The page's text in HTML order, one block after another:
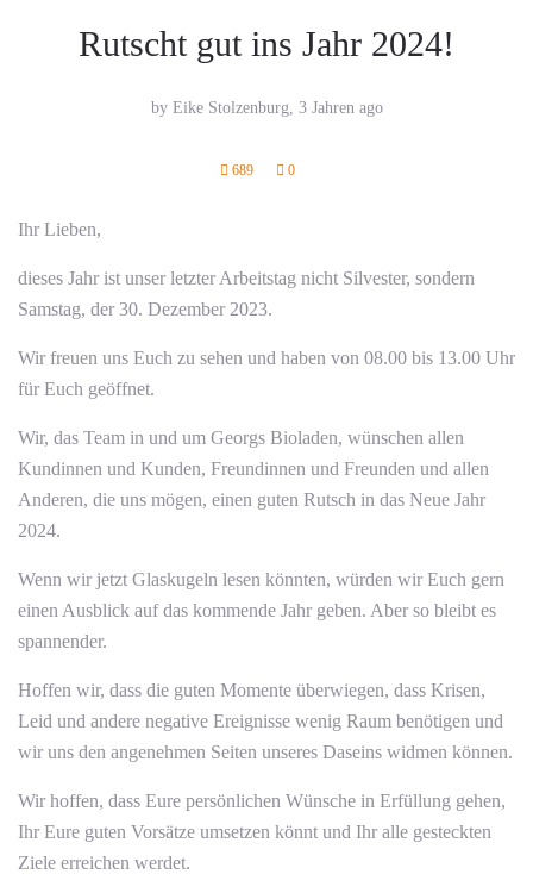
Rutscht gut ins Jahr 2024!
by Eike Stolzenburg, 3 Jahren ago
689 0
Ihr Lieben,
dieses Jahr ist unser letzter Arbeitstag nicht Silvester, sondern
Samstag, der 30. Dezember 2023.
Wir freuen uns Euch zu sehen und haben von 08.00 bis 13.00 Uhr
für Euch geöffnet.
Wir, das Team in und um Georgs Bioladen, wünschen allen
Kundinnen und Kunden, Freundinnen und Freunden und allen
Anderen, die uns mögen, einen guten Rutsch in das Neue Jahr
2024.
Wenn wir jetzt Glaskugeln lesen könnten, würden wir Euch gern
einen Ausblick auf das kommende Jahr geben. Aber so bleibt es
spannender.
Hoffen wir, dass die guten Momente überwiegen, dass Krisen,
Leid und andere negative Ereignisse wenig Raum benötigen und
wir uns den angenehmen Seiten unseres Daseins widmen können.
Wir hoffen, dass Eure persönlichen Wünsche in Erfüllung gehen,
Ihr Eure guten Vorsätze umsetzen könnt und Ihr alle gesteckten
Ziele erreichen werdet.